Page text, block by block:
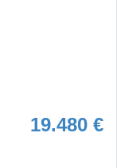
19.480 €